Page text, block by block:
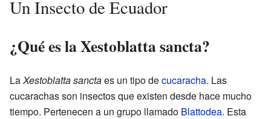
Un Insecto de Ecuador
¿Qué es la Xestoblatta sancta?
LaXestoblatta sanctaes un tipo decucaracha. Las
cucarachas son insectos que existen desde hace mucho
tiempo. Pertenecen a un grupo llamado Blattodea. Esta